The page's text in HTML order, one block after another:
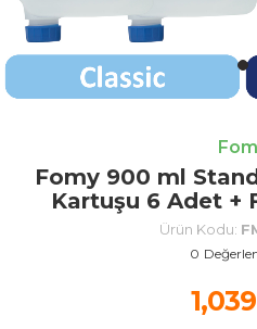
Fomy 900 ml
Kartuşu 6 Adet +
Ürün Kodu:
0
1,039